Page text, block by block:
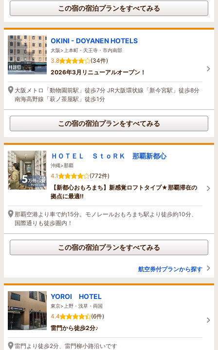
この宿の宿泊プランをすべてみる
OKINI - DOYANEN HOTELS
大阪>上本町・天王寺・市内南部
3.8
(34件)
2026年3月リニューアルオープン！
大阪メトロ「動物園前駅」徒歩7分 JR大阪環状線「新今宮駅」徒歩8分
南海高野線「萩ノ茶屋駅」徒歩1分
この宿の宿泊プランをすべてみる
ＨＯＴＥＬ ＳｔｏＲＫ 那覇新都心
沖縄>那覇
4.1
(772件)
【新都心おもろまち】新感覚ロフトタイプ★那覇滞在の
拠点に最適!!
那覇空港より車で約15分。モノレールおもろまち駅より徒歩約10分、
国際通りも徒歩圏内！
この宿の宿泊プランをすべてみる
航空券付プランから探す
YOROI HOTEL
東京>上野・浅草・両国
4.4
(6件)
雷門から徒歩2分♪
雷門より徒歩2分、雷門柳小路沿いです